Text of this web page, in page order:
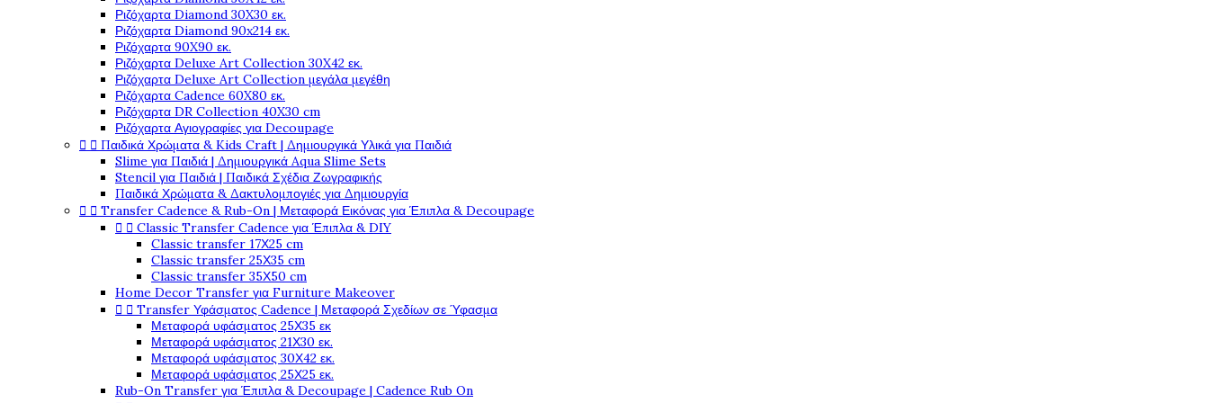
Ριζόχαρτα Diamond 30X30 εκ.
Ριζόχαρτα Diamond 90x214 εκ.
Ριζόχαρτα 90X90 εκ.
Ριζόχαρτα Deluxe Art Collection 30X42 εκ.
Ριζόχαρτα Deluxe Art Collection μεγάλα μεγέθη
Ριζόχαρτα Cadence 60X80 εκ.
Ριζόχαρτα DR Collection 40X30 cm
Ριζόχαρτα Αγιογραφίες για Decoupage
  Παιδικά Χρώματα & Kids Craft | Δημιουργικά Υλικά για Παιδιά
Slime για Παιδιά | Δημιουργικά Aqua Slime Sets
Stencil για Παιδιά | Παιδικά Σχέδια Ζωγραφικής
Παιδικά Χρώματα & Δακτυλομπογιές για Δημιουργία
  Transfer Cadence & Rub-On | Μεταφορά Εικόνας για Έπιπλα & Decoupage
  Classic Transfer Cadence για Έπιπλα & DIY
Classic transfer 17Χ25 cm
Classic transfer 25Χ35 cm
Classic transfer 35Χ50 cm
Home Decor Transfer για Furniture Makeover
  Transfer Υφάσματος Cadence | Μεταφορά Σχεδίων σε Ύφασμα
Μεταφορά υφάσματος 25Χ35 εκ
Μεταφορά υφάσματος 21Χ30 εκ.
Μεταφορά υφάσματος 30Χ42 εκ.
Μεταφορά υφάσματος 25Χ25 εκ.
Rub-On Transfer για Έπιπλα & Decoupage | Cadence Rub On